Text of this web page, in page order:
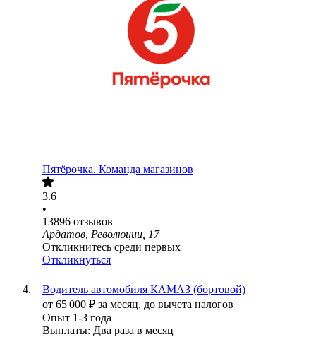
Пятёрочка. Команда магазинов
3.6
•
13896 отзывов
Ардатов, Революции, 17
Откликнитесь среди первых
Откликнуться
Водитель автомобиля КАМАЗ (бортовой)
от 65 000 ₽ за месяц, до вычета налогов
Опыт 1-3 года
Выплаты: Два раза в месяц